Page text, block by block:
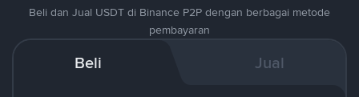
Beli dan Jual USDT di Binance P2P dengan berbagai metode
pembayaran
Beli Jual